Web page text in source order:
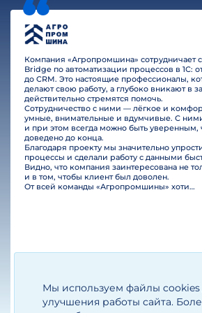
Мы используем файлы cookies
улучшения работы сайта.
описание продукта, услуги,
компании (информация
предоставляется клиентом,
а мы приводим ее в
со стилем бизнес-плана);
маркетинговый анализ
проводится самим
возможно выполнение
и нашими силами ссылка
на маркетинговый анализ
для инвестора);
плановые показатели,
специальная информация,
Компания «Агропромшина» сотрудничает
Bridge по автоматизации процессов в 1С:
до CRM. Это настоящие профессионалы,
делают свою работу, а глубоко вникают в
действительно стремятся помочь.
Сотрудничество с ними — лёгкое и
умные, внимательные и вдумчивые. С
и при этом всегда можно быть уверенным,
доведено до конца.
Благодаря проекту мы значительно
процессы и сделали работу с данными
Видно, что компания заинтересована не
и в том, чтобы клиент был доволен.
От всей команды «Агропромшины» хотим поблагодарить специалистов Legal Bridge за отличную работу и человеческое отношение.…
Егизарян И.А.
Генеральный директор